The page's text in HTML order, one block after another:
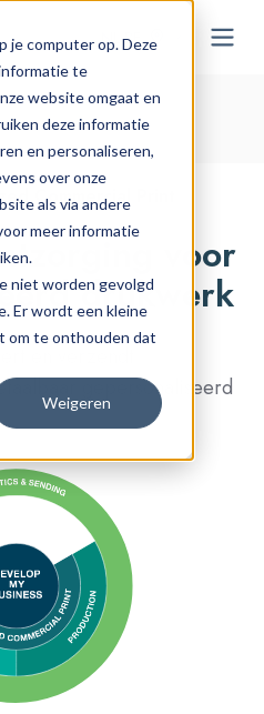
je computer op. Deze
te
website omgaat en
deze informatie
en personaliseren,
over onze
als via andere
meer informatie
niet worden gevolgd
Er wordt een kleine
om te onthouden dat
Weigeren
NL-BE
> Personalized
Commercial Print
voor
drukwerk
en verzendt
gepersonaliseerd